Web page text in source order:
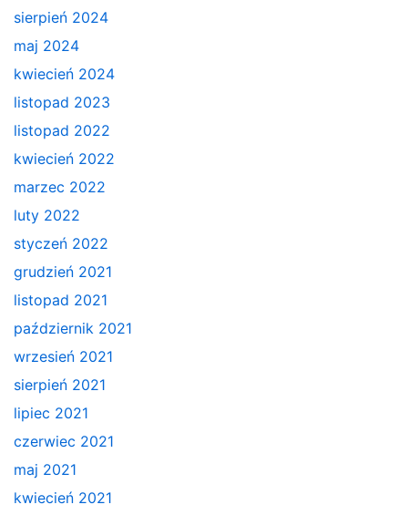
sierpień 2024
maj 2024
kwiecień 2024
listopad 2023
listopad 2022
kwiecień 2022
marzec 2022
luty 2022
styczeń 2022
grudzień 2021
listopad 2021
październik 2021
wrzesień 2021
sierpień 2021
lipiec 2021
czerwiec 2021
maj 2021
kwiecień 2021